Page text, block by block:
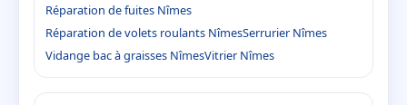
Réparation de fuites Nîmes
Réparation de volets roulants NîmesSerrurier Nîmes
Vidange bac à graisses NîmesVitrier Nîmes